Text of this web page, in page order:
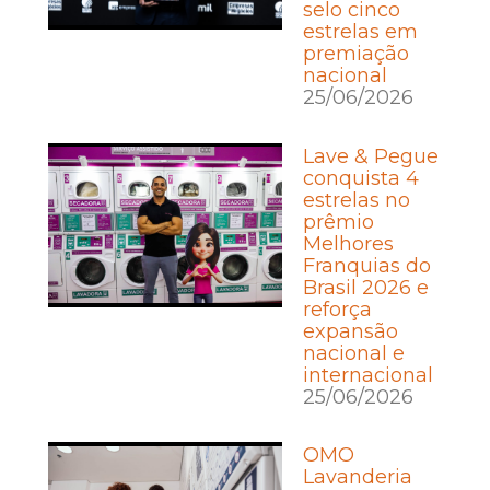
selo cinco
estrelas em
premiação
nacional
25/06/2026
Lave & Pegue
conquista 4
estrelas no
prêmio
Melhores
Franquias do
Brasil 2026 e
reforça
expansão
nacional e
internacional
25/06/2026
OMO
Lavanderia